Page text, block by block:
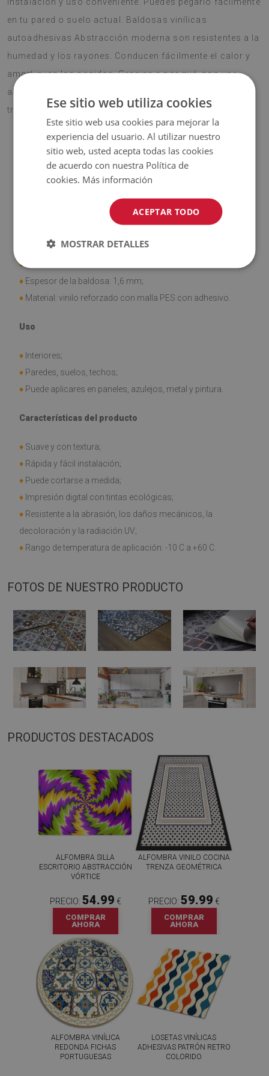
en tu pared o suelo actual. Baldosas vinílicas
autoadhesivas Abstracción moderna son resistentes a la
humedad y los rayones. Conducen fácilmente el calor y
amortiguan los sonidos. Gracias a por qué, son una
alternativa excelente a los materiales decorativos
tradicionales.
¡ATENCIÓN!
♦Tamaño de la baldosa: 30x30 cm;
♦ Espesor de la baldosa: 1,6 mm;
♦ Material: vinilo reforzado con malla PES con adhesivo.
Uso
♦ Interiores;
♦ Paredes, suelos, techos;
♦ Puede aplicares en paneles, azulejos, metal y pintura.
Características del producto
♦ Suave y con textura;
♦ Rápida y fácil instalación;
♦ Puede cortarse a medida;
♦ Impresión digital con tintas ecológicas;
♦ Resistente a la abrasión, los daños mecánicos, la
decoloración y la radiación UV;
♦ Rango de temperatura de aplicación: -10 C a +60 C.
FOTOS DE NUESTRO PRODUCTO
PRODUCTOS DESTACADOS
ALFOMBRA SILLA
ESCRITORIO ABSTRACCIÓN
VÓRTICE
PRECIO: 54.99 €
COMPRAR
AHORA
ALFOMBRA VINILO COCINA
TRENZA GEOMÉTRICA
PRECIO: 59.99 €
COMPRAR
AHORA
ALFOMBRA VINÍLICA
REDONDA FICHAS
PORTUGUESAS
LOSETAS VINÍLICAS
ADHESIVAS PATRÓN RETRO
COLORIDO
Ese sitio web utiliza cookies
Este sitio web usa cookies para mejorar la
experiencia del usuario. Al utilizar nuestro
sitio web, usted acepta todas las cookies
de acuerdo con nuestra Política de
cookies. Más información
ACEPTAR TODO
MOSTRAR DETALLES